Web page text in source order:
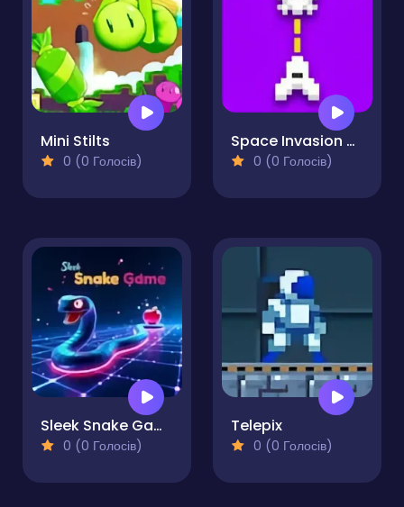
Mini Stilts
0 (0 Голосів)
Space Invasion Arcade
0 (0 Голосів)
Sleek Snake Game
0 (0 Голосів)
Telepix
0 (0 Голосів)